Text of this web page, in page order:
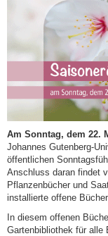
Am Sonntag, dem 22.
Johannes Gutenberg-
öffentlichen
Anschluss daran findet
Pflanzenbücher und
installierte offene
In diesem offenen
Gartenbibliothek für alle